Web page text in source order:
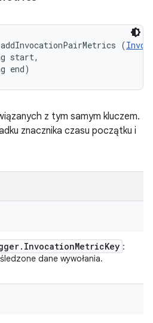
(
start,
end)
z tym samym kluczem.
znacznika czasu początku i
. InvocationMetricKey :
dane wywołania.